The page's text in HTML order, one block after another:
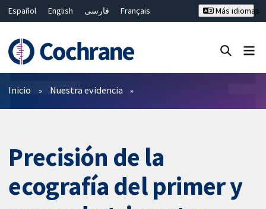
Español English فارسی
Français
Bahasa Malaysia
ไทย 繁體中文
Más idiomas
Filtros
Inicio Nuestra evidencia
Precisión de la
ecografía del primer y